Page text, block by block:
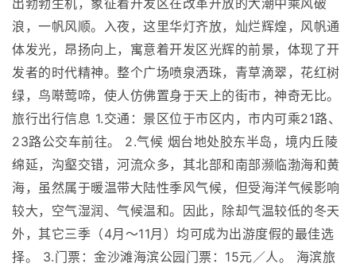
出勃勃生机，象征着开发区在改革开放的大潮中乘风破
浪，一帆风顺。入夜，这里华灯齐放，灿烂辉煌，风帆通
体发光，昂扬向上，寓意着开发区光辉的前景，体现了开
发者的时代精神。整个广场喷泉洒珠，青草滴翠，花红树
绿，鸟啭莺啼，使人仿佛置身于天上的街市，神奇无比。
旅行出行信息 1.交通：景区位于市区内，市内可乘21路、
23路公交车前往。 2.气候 烟台地处胶东半岛，境内丘陵
绵延，沟壑交错，河流众多，其北部和南部濒临渤海和黄
海，虽然属于暖温带大陆性季风气候，但受海洋气候影响
较大，空气湿润、气候温和。因此，除却气温较低的冬天
外，其它三季（4月～11月）均可成为出游度假的最佳选
择。 3.门票：金沙滩海滨公园门票：15元／人。 海滨旅